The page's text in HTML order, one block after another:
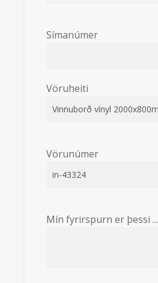
Símanúmer
Vöruheiti
Vörunúmer
Mín fyrirspurn er þessi ...